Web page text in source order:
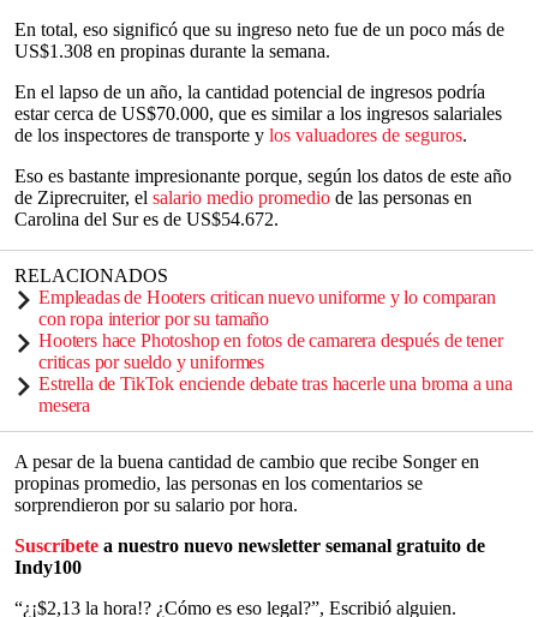
seconds
En total, eso significó que su ingreso neto fue de un poco más de
US$1.308 en propinas durante la semana.
En el lapso de un año, la cantidad potencial de ingresos podría
estar cerca de US$70.000, que es similar a los ingresos salariales
de los inspectores de transporte y los valuadores de seguros.
Eso es bastante impresionante porque, según los datos de este año
de Ziprecruiter, el salario medio promedio de las personas en
Carolina del Sur es de US$54.672.
RELACIONADOS
Empleadas de Hooters critican nuevo uniforme y lo comparan
con ropa interior por su tamaño
Hooters hace Photoshop en fotos de camarera después de tener
criticas por sueldo y uniformes
Estrella de TikTok enciende debate tras hacerle una broma a una
mesera
A pesar de la buena cantidad de cambio que recibe Songer en
propinas promedio, las personas en los comentarios se
sorprendieron por su salario por hora.
Suscríbete a nuestro nuevo newsletter semanal gratuito de
Indy100
“¿¡$2,13 la hora!? ¿Cómo es eso legal?”, Escribió alguien.